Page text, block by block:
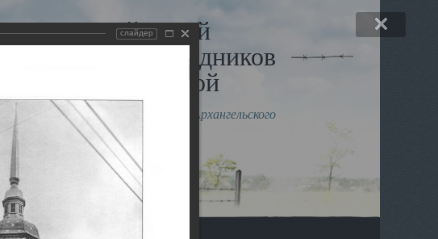
музей
и исповедников
Архангельской
по благословлению митрополита Архангельского
и Холмогорского Даниила
слайдер